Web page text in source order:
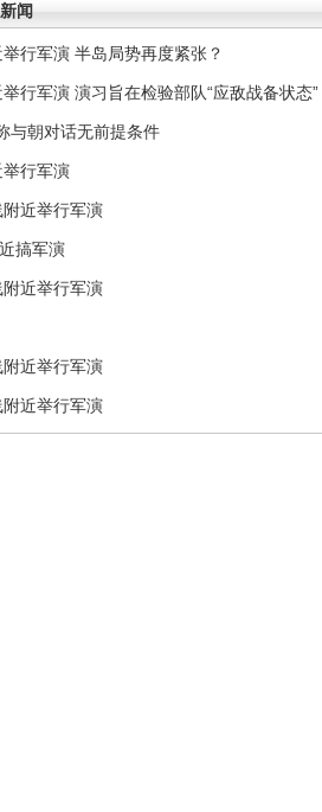
闻
行军演 半岛局势再度紧张？
行军演 演习旨在检验部队“应敌战备状态”
与朝对话无前提条件
行军演
近举行军演
搞军演
近举行军演
近举行军演
近举行军演